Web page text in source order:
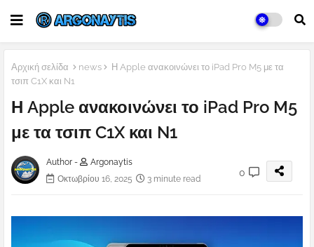
Αρχική σελίδα news
Η Apple ανακοινώνει το iPad Pro M5 με τα
τσιπ C1X και N1
Η Apple ανακοινώνει το iPad Pro M5
με τα τσιπ C1X και N1
Author -
Argonaytis
Οκτωβρίου 16, 2025
3 minute read
0